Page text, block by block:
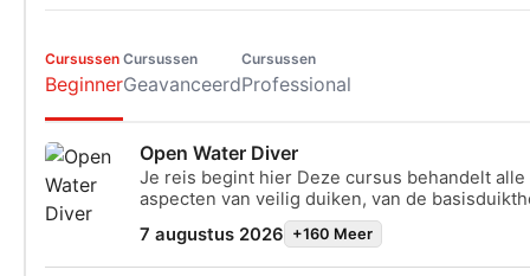
Cursussen
Beginner
Cursussen
Geavanceerd
Cursussen
Professional
Open Water Diver
Je reis begint hier Deze cursus behandelt
aspecten van veilig duiken, van de
beheersen van de belangrijkste vaardigheden
opleiding begint in het kalme, ondiepe water
zwembad en gaat over in onvergetelijke
7 augustus 2026 +160 Meer